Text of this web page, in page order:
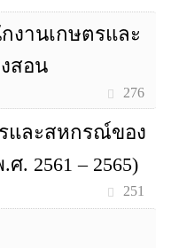
งานเกษตรและ
สอน
276
และสหกรณ์ของ
. 2561 – 2565)
251